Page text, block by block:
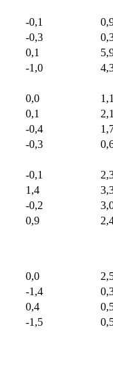
-0,1
-0,3
0,1
-1,0
0,0
0,1
-0,4
-0,3
-0,1
1,4
-0,2
0,9
0,0
-1,4
0,4
-1,5